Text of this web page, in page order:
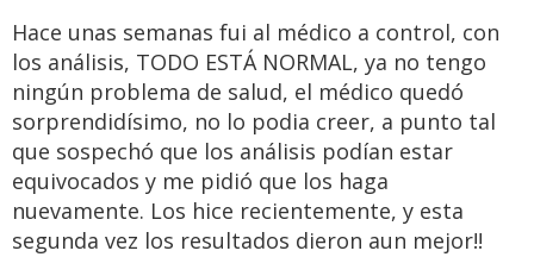
Hace unas semanas fui al médico a control, con
los análisis, TODO ESTÁ NORMAL, ya no tengo
ningún problema de salud, el médico quedó
sorprendidísimo, no lo podia creer, a punto tal
que sospechó que los análisis podían estar
equivocados y me pidió que los haga
nuevamente. Los hice recientemente, y esta
segunda vez los resultados dieron aun mejor!!